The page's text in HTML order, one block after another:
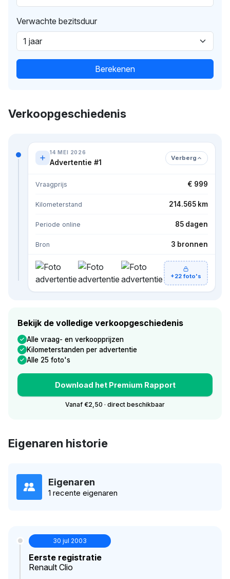
Verwachte bezitsduur
Berekenen
Verkoopgeschiedenis
14 MEI 2026
Advertentie #1 Verberg
Vraagprijs € 999
Kilometerstand 214.565 km
Periode online 85 dagen
Bron 3 bronnen
+22 foto's
Bekijk de volledige verkoopgeschiedenis
Alle vraag- en verkoopprijzen
Kilometerstanden per advertentie
Alle 25 foto's
Download het Premium Rapport
Vanaf €2,50 · direct beschikbaar
Eigenaren historie
Eigenaren
1 recente eigenaren
30 jul 2003
Eerste registratie
Renault Clio